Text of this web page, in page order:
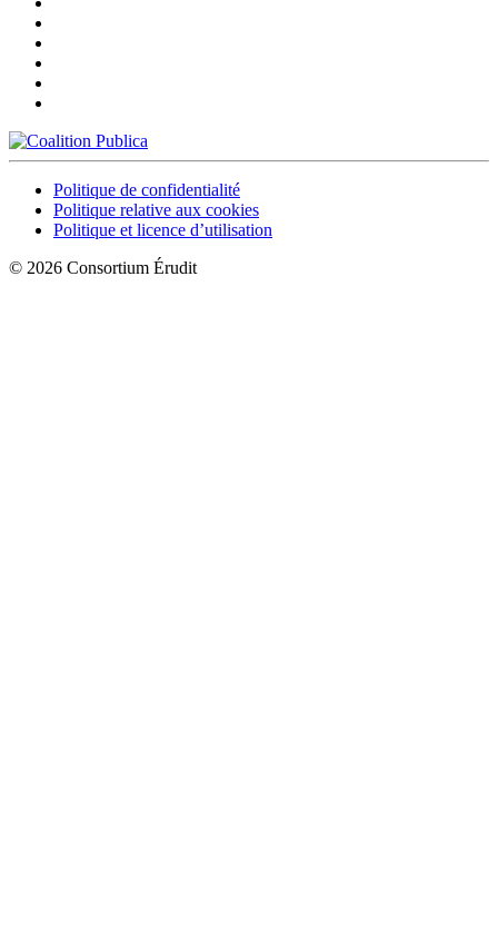
Politique de confidentialité
Politique relative aux cookies
Politique et licence d’utilisation
© 2026 Consortium Érudit